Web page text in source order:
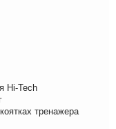
Hi-Tech
тренажера